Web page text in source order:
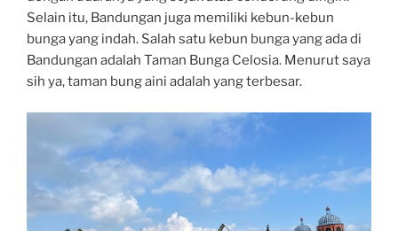
Selain itu, Bandungan juga memiliki kebun-kebun
bunga yang indah. Salah satu kebun bunga yang ada di
Bandungan adalah Taman Bunga Celosia. Menurut saya
sih ya, taman bung aini adalah yang terbesar.